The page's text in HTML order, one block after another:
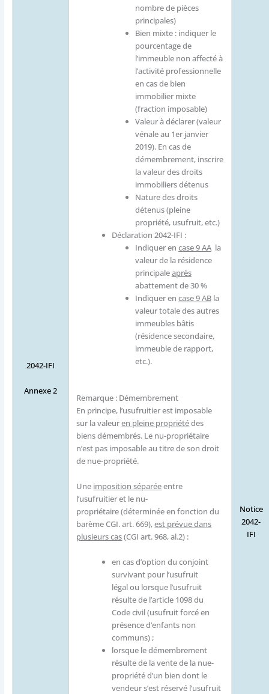
2042-IFI
Annexe 2
nombre de pièces
principales)
Bien mixte : indiquer le
pourcentage de
l’immeuble non affecté à
l’activité professionnelle
en cas de bien
immobilier mixte
(fraction imposable)
Valeur à déclarer (valeur
vénale au 1er janvier
2019). En cas de
démembrement, inscrire
la valeur des droits
immobiliers détenus
Nature des droits
détenus (pleine
propriété, usufruit, etc.)
Déclaration 2042-IFI :
Indiquer en case 9 AAla
valeur de la résidence
principaleaprès
abattement de 30 %
Indiquer en case 9 ABla
valeur totale des autres
immeubles bâtis
(résidence secondaire,
immeuble de rapport,
etc.).
Remarque : Démembrement
En principe, l’usufruitier est imposable
sur la valeuren pleine propriétédes
biens démembrés. ​Le nu-propriétaire
n’est pas imposable au titre de son droit
de nue-propriété.
Une imposition séparéeentre
l’usufruitier et le nu-
propriétaire (déterminée en fonction du
barème CGI. art. 669),est prévue dans
plusieurs cas(CGI art. 968, al.2) :
en cas d’option du conjoint
survivant pour l’usufruit
légal ou lorsque l’usufruit
résulte de l’article 1098 du
Code civil (usufruit forcé en
présence d’enfants non
communs) ;
lorsque le démembrement
résulte de la vente de la nue-
propriété d’un bien dont le
vendeur s’est réservé l’usufruit
Notice
2042-
IFI